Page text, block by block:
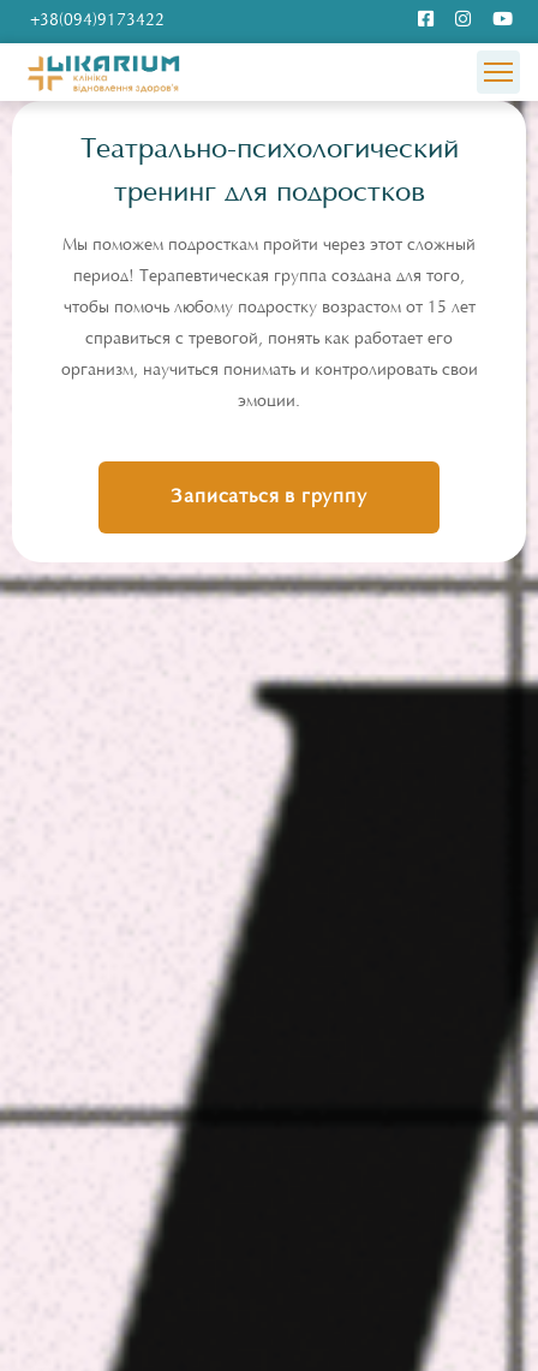
+38(094)9173422
Театрально-психологический
тренинг для подростков
Мы поможем подросткам пройти через этот сложный
период! Терапевтическая группа создана для того,
чтобы помочь любому подростку возрастом от 15 лет
справиться с тревогой, понять как работает его
организм, научиться понимать и контролировать свои
эмоции.
Записаться в группу